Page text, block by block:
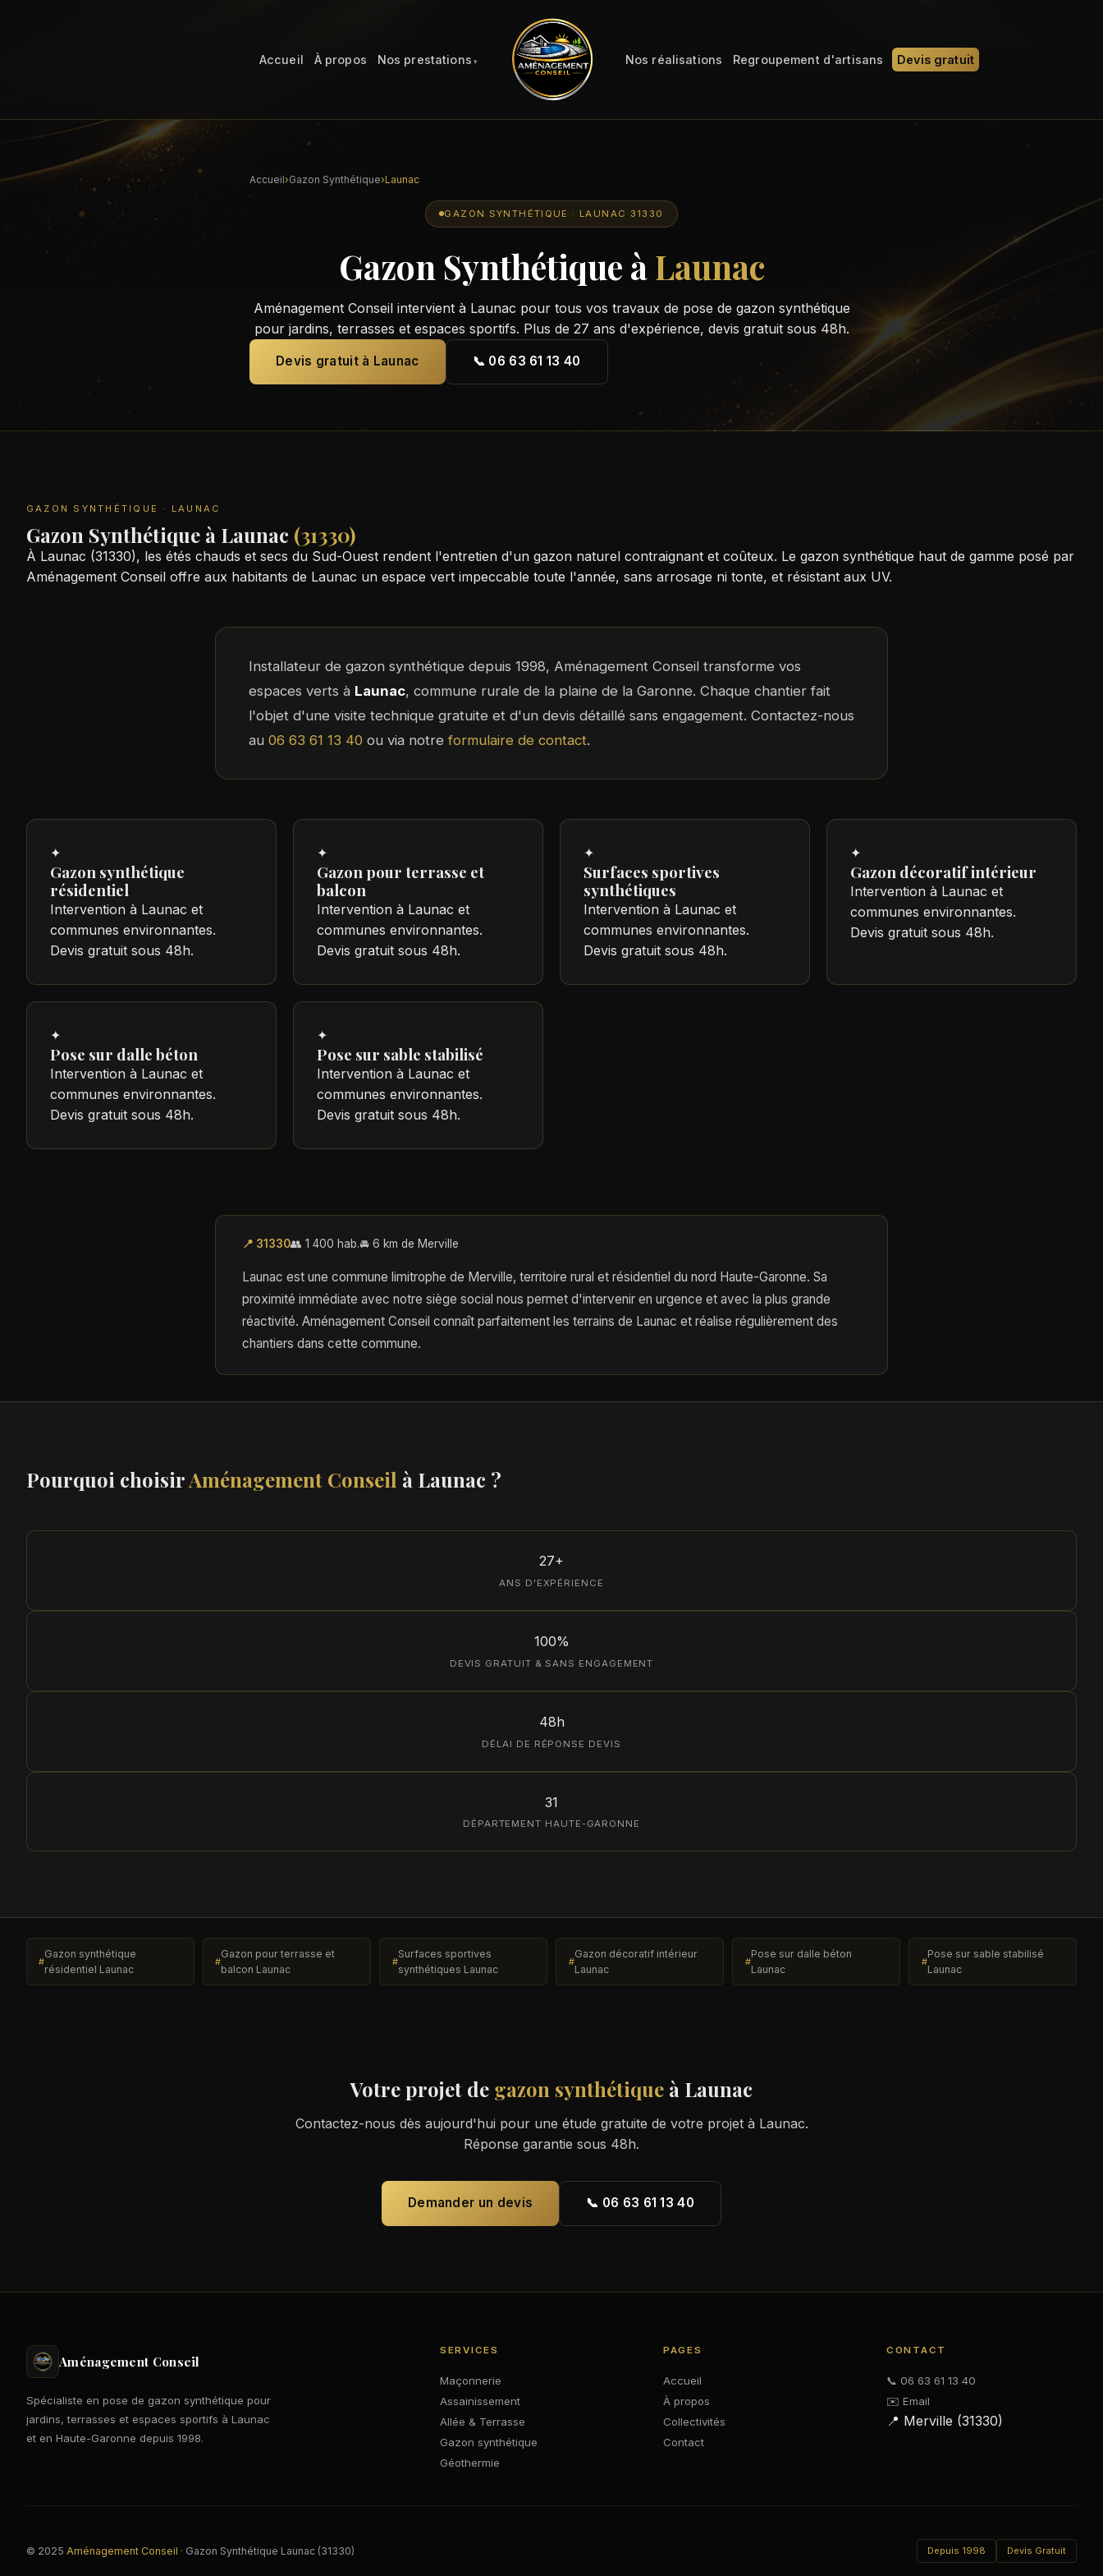
Accueil À propos Nos prestations Nos réalisations Regroupement d'artisans Devis gratuit
Accueil›Gazon Synthétique›Launac
GAZON SYNTHÉTIQUE · LAUNAC 31330
Gazon Synthétique àLaunac
Aménagement Conseil intervient à Launac pour tous vos travaux de pose de gazon synthétique
pour jardins, terrasses et espaces sportifs. Plus de 27 ans d'expérience, devis gratuit sous 48h.
Devis gratuit à Launac 📞 06 63 61 13 40
GAZON SYNTHÉTIQUE · LAUNAC
Gazon Synthétique à Launac (31330)
À Launac (31330), les étés chauds et secs du Sud-Ouest rendent l'entretien d'un gazon naturel contraignant et coûteux. Le gazon synthétique haut de gamme posé par
Aménagement Conseil offre aux habitants de Launac un espace vert impeccable toute l'année, sans arrosage ni tonte, et résistant aux UV.
Installateur de gazon synthétique depuis 1998, Aménagement Conseil transforme vos
espaces verts à Launac, commune rurale de la plaine de la Garonne. Chaque chantier fait
l'objet d'une visite technique gratuite et d'un devis détaillé sans engagement. Contactez-nous
au 06 63 61 13 40 ou via notreformulaire de contact.
✦
Gazon synthétique
résidentiel
Intervention à Launac et
communes environnantes.
Devis gratuit sous 48h.
✦
Gazon pour terrasse et
balcon
Intervention à Launac et
communes environnantes.
Devis gratuit sous 48h.
✦
Surfaces sportives
synthétiques
Intervention à Launac et
communes environnantes.
Devis gratuit sous 48h.
✦
Gazon décoratif intérieur
Intervention à Launac et
communes environnantes.
Devis gratuit sous 48h.
✦
Pose sur dalle béton
Intervention à Launac et
communes environnantes.
Devis gratuit sous 48h.
✦
Pose sur sable stabilisé
Intervention à Launac et
communes environnantes.
Devis gratuit sous 48h.
📍 31330👥 1 400 hab.🚘 6 km de Merville
Launac est une commune limitrophe de Merville, territoire rural et résidentiel du nord Haute-Garonne. Sa
proximité immédiate avec notre siège social nous permet d'intervenir en urgence et avec la plus grande
réactivité. Aménagement Conseil connaît parfaitement les terrains de Launac et réalise régulièrement des
chantiers dans cette commune.
Pourquoi choisirAménagement Conseil à Launac ?
27+
ANS D'EXPÉRIENCE
100%
DEVIS GRATUIT & SANS ENGAGEMENT
48h
DÉLAI DE RÉPONSE DEVIS
31
DÉPARTEMENT HAUTE-GARONNE
Gazon synthétique
résidentiel Launac
Gazon pour terrasse et
balcon Launac
Surfaces sportives
synthétiques Launac
Gazon décoratif intérieur
Launac
Pose sur dalle béton
Launac
Pose sur sable stabilisé
Launac
Votre projet de gazon synthétique à Launac
Contactez-nous dès aujourd'hui pour une étude gratuite de votre projet à Launac.
Réponse garantie sous 48h.
Demander un devis 📞 06 63 61 13 40
Aménagement Conseil
Spécialiste en pose de gazon synthétique pour
jardins, terrasses et espaces sportifs à Launac
et en Haute-Garonne depuis 1998.
SERVICES
Maçonnerie
Assainissement
Allée & Terrasse
Gazon synthétique
Géothermie
PAGES
Accueil
À propos
Collectivités
Contact
CONTACT
📞 06 63 61 13 40
✉️ Email
📍 Merville (31330)
© 2025 Aménagement Conseil · Gazon Synthétique Launac (31330) Depuis 1998 Devis Gratuit